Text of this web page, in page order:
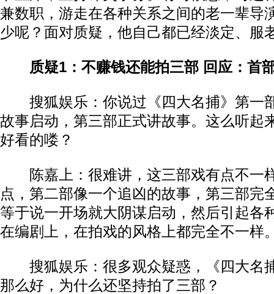
兼数职，游走在各种关系之间的老一辈导
少呢？面对质疑，他自己都已经淡定、服
质疑1：不赚钱还能拍三部 回应：首
搜狐娱乐：你说过《四大名捕》第一
故事启动，第三部正式讲故事。这么听起
好看的喽 ？
陈嘉上：很难讲，这三部戏有点不一
点，第二部像一个追凶的故事，第三部完
等于说一开场就大阴谋启动，然后引起各
在编剧上，在拍戏的风格上都完全不一样
搜狐娱乐：很多观众疑惑，《四大名
那么好，为什么还坚持拍了三部？